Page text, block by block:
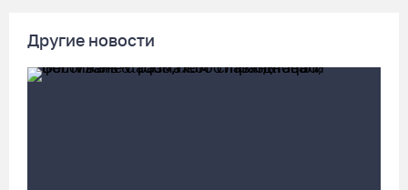
Вологжанину грозит штраф за рекламу наркотиков
08.08.26 / 17:36
Другие новости